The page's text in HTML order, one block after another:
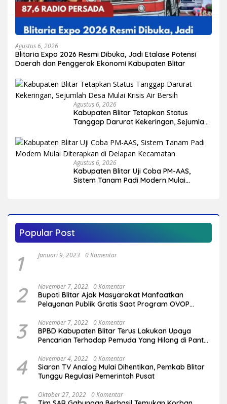
Agustus 6, 2026
Blitaria Expo 2026 Resmi Dibuka, Jadi Etalase Potensi
Daerah dan Penggerak Ekonomi Kabupaten Blitar
Agustus 6, 2026
Kabupaten Blitar Tetapkan Status
Tanggap Darurat Kekeringan, Sejumlah
Agustus 6, 2026
Kabupaten Blitar Uji Coba PM-AAS,
Sistem Tanam Padi Modern Mulai
Popular Post
1 Januari 9, 2023 0 Komentar
2 November 7, 2022 0 Komentar
Bupati Blitar Ajak Masyarakat Manfaatkan
Pelayanan Publik Gratis Saat Program OVOP
3 November 7, 2022 0 Komentar
BPBD Kabupaten Blitar Terus Lakukan Upaya
Pencarian Terhadap Pemuda Yang Hilang di Pantai
4 November 4, 2022 0 Komentar
Siaran TV Analog Mulai Dihentikan, Pemkab Blitar
Tunggu Regulasi Pemerintah Pusat
Oktober 27, 2022 0 Komentar